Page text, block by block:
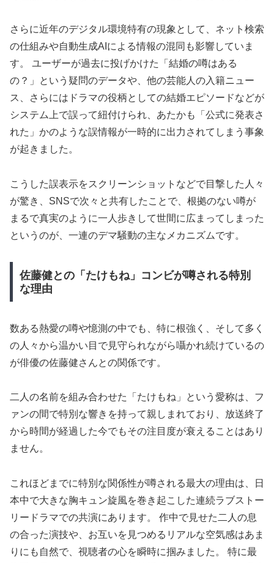
さらに近年のデジタル環境特有の現象として、ネット検索
の仕組みや自動生成AIによる情報の混同も影響していま
す。 ユーザーが過去に投げかけた「結婚の噂はある
の？」という疑問のデータや、他の芸能人の入籍ニュー
ス、さらにはドラマの役柄としての結婚エピソードなどが
システム上で誤って紐付けられ、あたかも「公式に発表さ
れた」かのような誤情報が一時的に出力されてしまう事象
が起きました。
こうした誤表示をスクリーンショットなどで目撃した人々
が驚き、SNSで次々と共有したことで、根拠のない噂が
まるで真実のように一人歩きして世間に広まってしまった
というのが、一連のデマ騒動の主なメカニズムです。
佐藤健との「たけもね」コンビが噂される特別
な理由
数ある熱愛の噂や憶測の中でも、特に根強く、そして多く
の人々から温かい目で見守られながら囁かれ続けているの
が俳優の佐藤健さんとの関係です。
二人の名前を組み合わせた「たけもね」という愛称は、フ
ァンの間で特別な響きを持って親しまれており、放送終了
から時間が経過した今でもその注目度が衰えることはあり
ません。
これほどまでに特別な関係性が噂される最大の理由は、日
本中で大きな胸キュン旋風を巻き起こした連続ラブストー
リードラマでの共演にあります。 作中で見せた二人の息
の合った演技や、お互いを見つめるリアルな空気感はあま
りにも自然で、視聴者の心を瞬時に掴みました。 特に最